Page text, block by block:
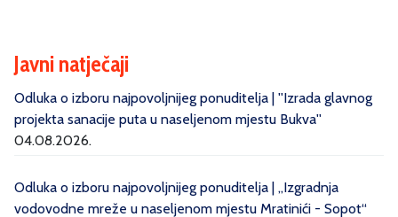
Javni natječaji
Odluka o izboru najpovoljnijeg ponuditelja | ''Izrada glavnog
projekta sanacije puta u naseljenom mjestu Bukva''
04.08.2026.
Odluka o izboru najpovoljnijeg ponuditelja | „Izgradnja
vodovodne mreže u naseljenom mjestu Mratinići - Sopot“